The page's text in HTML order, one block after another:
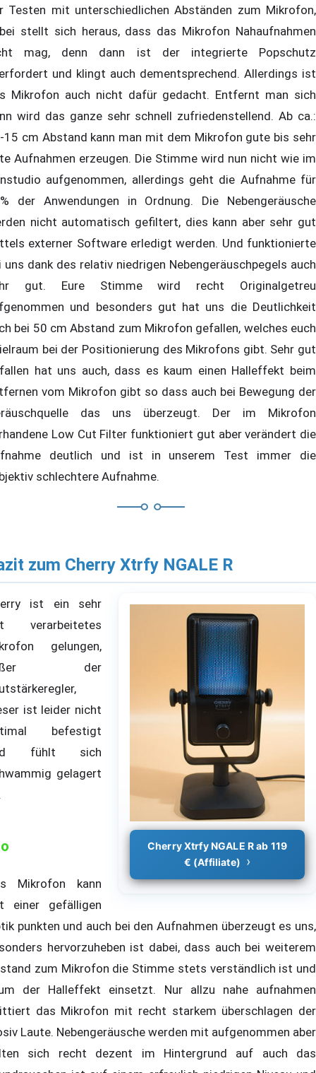
Testen mit unterschiedlichen Abständen zum Mikrofon,
stellt sich heraus, dass das Mikrofon Nahaufnahmen
mag, denn dann ist der integrierte Popschutz
und klingt auch dementsprechend. Allerdings ist
Mikrofon auch nicht dafür gedacht. Entfernt man sich
wird das ganze sehr schnell zufriedenstellend. Ab ca.:
15 cm Abstand kann man mit dem Mikrofon gute bis sehr
Aufnahmen erzeugen. Die Stimme wird nun nicht wie im
aufgenommen, allerdings geht die Aufnahme für
der Anwendungen in Ordnung. Die Nebengeräusche
nicht automatisch gefiltert, dies kann aber sehr gut
externer Software erledigt werden. Und funktionierte
uns dank des relativ niedrigen Nebengeräuschpegels auch
gut. Eure Stimme wird recht Originalgetreu
und besonders gut hat uns die Deutlichkeit
bei 50 cm Abstand zum Mikrofon gefallen, welches euch
bei der Positionierung des Mikrofons gibt. Sehr gut
hat uns auch, dass es kaum einen Halleffekt beim
vom Mikrofon gibt so dass auch bei Bewegung der
das uns überzeugt. Der im Mikrofon
Low Cut Filter funktioniert gut aber verändert die
deutlich und ist in unserem Test immer die
schlechtere Aufnahme.
zum Cherry Xtrfy NGALE R
Cherry Xtrfy NGALE R ab 119
€ (Affiliate)
ist ein sehr
verarbeitetes
gelungen,
der
ist leider nicht
befestigt
fühlt sich
gelagert
Mikrofon kann
einer gefälligen
punkten und auch bei den Aufnahmen überzeugt es uns,
hervorzuheben ist dabei, dass auch bei weiterem
zum Mikrofon die Stimme stets verständlich ist und
der Halleffekt einsetzt. Nur allzu nahe aufnahmen
das Mikrofon mit recht starkem überschlagen der
Laute. Nebengeräusche werden mit aufgenommen aber
sich recht dezent im Hintergrund auf auch das